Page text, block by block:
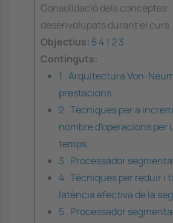
Consolidació dels conceptes
desenvolupats durant el curs
Objectius: 541 23
Continguts:
1 . Arquitectura Von-
prestacions.
2 . Tècniques per a
nombre d'operacions per
temps.
3 . Processador
4 . Tècniques per reduir i
latència efectiva de la
5 . Processador